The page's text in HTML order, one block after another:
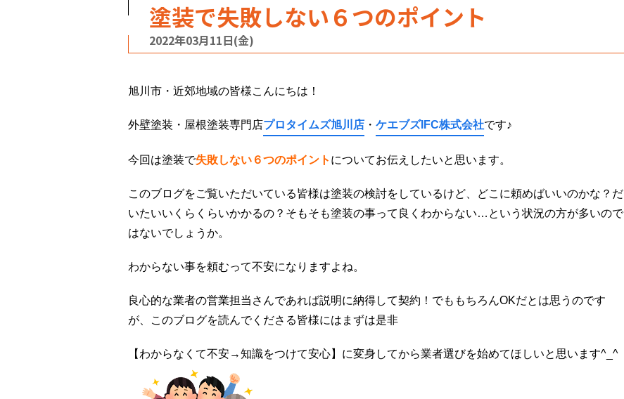
塗装で失敗しない６つのポイント
2022年03月11日(金)
旭川市・近郊地域の皆様こんにちは！
外壁塗装・屋根塗装専門店プロタイムズ旭川店 ・ ケエブズIFC株式会社です♪
今回は塗装で失敗しない６つのポイント についてお伝えしたいと思います。
このブログをご覧いただいている皆様は塗装の検討をしているけど、どこに頼めばいいのかな？だ
いたいいくらくらいかかるの？そもそも塗装の事って良くわからない…という状況の方が多いので
はないでしょうか。
わからない事を頼むって不安になりますよね。
良心的な業者の営業担当さんであれば説明に納得して契約！でももちろんOKだとは思うのです
が、このブログを読んでくださる皆様にはまずは是非
【わからなくて不安→知識をつけて安心】に変身してから業者選びを始めてほしいと思います^_^